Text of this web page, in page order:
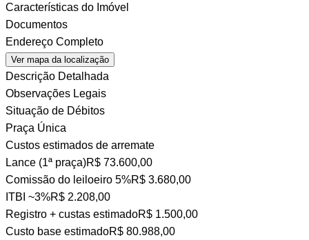
Características do Imóvel
Documentos
Endereço Completo
Ver mapa da localização
Descrição Detalhada
Observações Legais
Situação de Débitos
Praça Única
Custos estimados de arremate
Lance (1ª praça)R$ 73.600,00
Comissão do leiloeiro 5%R$ 3.680,00
ITBI ~3%R$ 2.208,00
Registro + custas estimadoR$ 1.500,00
Custo base estimadoR$ 80.988,00